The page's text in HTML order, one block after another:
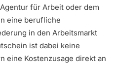
für Arbeit oder dem
eine berufliche
in den Arbeitsmarkt
ist dabei keine
eine Kostenzusage direkt an